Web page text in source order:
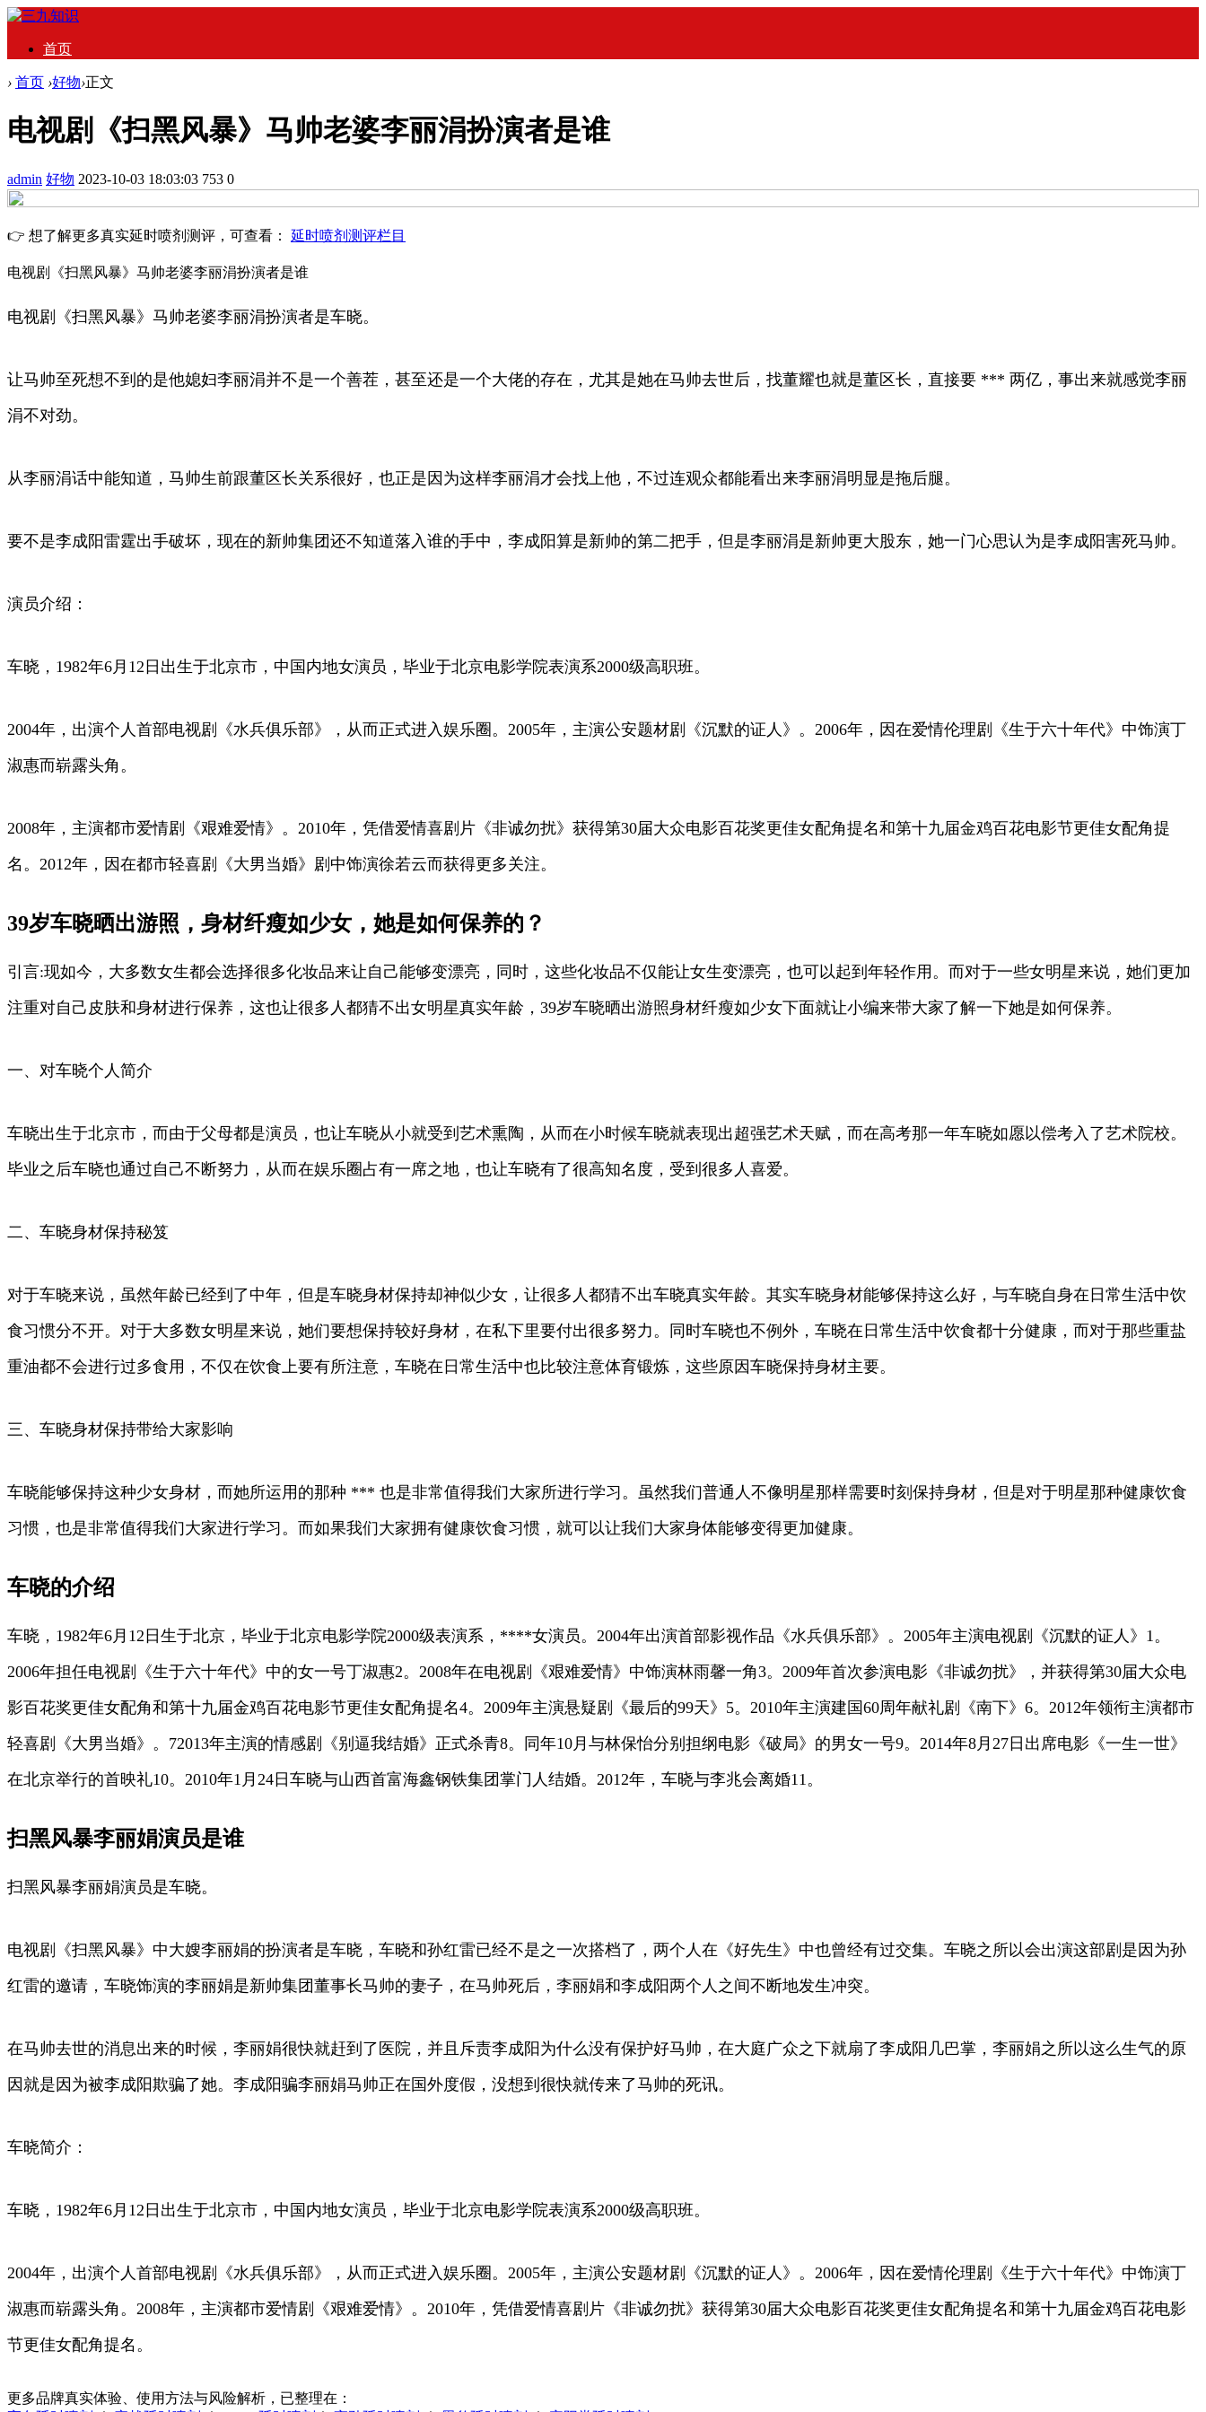
首页
› 首页 ›好物›正文
电视剧《扫黑风暴》马帅老婆李丽涓扮演者是谁
admin 好物 2023-10-03 18:03:03 753 0
👉 想了解更多真实延时喷剂测评，可查看： 延时喷剂测评栏目
电视剧《扫黑风暴》马帅老婆李丽涓扮演者是谁
电视剧《扫黑风暴》马帅老婆李丽涓扮演者是车晓。
让马帅至死想不到的是他媳妇李丽涓并不是一个善茬，甚至还是一个大佬的存在，尤其是她在马帅去世后，找董耀也就是董区长，直接要 *** 两亿，事出来就感觉李丽
涓不对劲。
从李丽涓话中能知道，马帅生前跟董区长关系很好，也正是因为这样李丽涓才会找上他，不过连观众都能看出来李丽涓明显是拖后腿。
要不是李成阳雷霆出手破坏，现在的新帅集团还不知道落入谁的手中，李成阳算是新帅的第二把手，但是李丽涓是新帅更大股东，她一门心思认为是李成阳害死马帅。
演员介绍：
车晓，1982年6月12日出生于北京市，中国内地女演员，毕业于北京电影学院表演系2000级高职班。
2004年，出演个人首部电视剧《水兵俱乐部》，从而正式进入娱乐圈。2005年，主演公安题材剧《沉默的证人》。2006年，因在爱情伦理剧《生于六十年代》中饰演丁
淑惠而崭露头角。
2008年，主演都市爱情剧《艰难爱情》。2010年，凭借爱情喜剧片《非诚勿扰》获得第30届大众电影百花奖更佳女配角提名和第十九届金鸡百花电影节更佳女配角提
名。2012年，因在都市轻喜剧《大男当婚》剧中饰演徐若云而获得更多关注。
39岁车晓晒出游照，身材纤瘦如少女，她是如何保养的？
引言:现如今，大多数女生都会选择很多化妆品来让自己能够变漂亮，同时，这些化妆品不仅能让女生变漂亮，也可以起到年轻作用。而对于一些女明星来说，她们更加
注重对自己皮肤和身材进行保养，这也让很多人都猜不出女明星真实年龄，39岁车晓晒出游照身材纤瘦如少女下面就让小编来带大家了解一下她是如何保养。
一、对车晓个人简介
车晓出生于北京市，而由于父母都是演员，也让车晓从小就受到艺术熏陶，从而在小时候车晓就表现出超强艺术天赋，而在高考那一年车晓如愿以偿考入了艺术院校。
毕业之后车晓也通过自己不断努力，从而在娱乐圈占有一席之地，也让车晓有了很高知名度，受到很多人喜爱。
二、车晓身材保持秘笈
对于车晓来说，虽然年龄已经到了中年，但是车晓身材保持却神似少女，让很多人都猜不出车晓真实年龄。其实车晓身材能够保持这么好，与车晓自身在日常生活中饮
食习惯分不开。对于大多数女明星来说，她们要想保持较好身材，在私下里要付出很多努力。同时车晓也不例外，车晓在日常生活中饮食都十分健康，而对于那些重盐
重油都不会进行过多食用，不仅在饮食上要有所注意，车晓在日常生活中也比较注意体育锻炼，这些原因车晓保持身材主要。
三、车晓身材保持带给大家影响
车晓能够保持这种少女身材，而她所运用的那种 *** 也是非常值得我们大家所进行学习。虽然我们普通人不像明星那样需要时刻保持身材，但是对于明星那种健康饮食
习惯，也是非常值得我们大家进行学习。而如果我们大家拥有健康饮食习惯，就可以让我们大家身体能够变得更加健康。
车晓的介绍
车晓，1982年6月12日生于北京，毕业于北京电影学院2000级表演系，****女演员。2004年出演首部影视作品《水兵俱乐部》。2005年主演电视剧《沉默的证人》1。
2006年担任电视剧《生于六十年代》中的女一号丁淑惠2。2008年在电视剧《艰难爱情》中饰演林雨馨一角3。2009年首次参演电影《非诚勿扰》，并获得第30届大众电
影百花奖更佳女配角和第十九届金鸡百花电影节更佳女配角提名4。2009年主演悬疑剧《最后的99天》5。2010年主演建国60周年献礼剧《南下》6。2012年领衔主演都市
轻喜剧《大男当婚》。72013年主演的情感剧《别逼我结婚》正式杀青8。同年10月与林保怡分别担纲电影《破局》的男女一号9。2014年8月27日出席电影《一生一世》
在北京举行的首映礼10。2010年1月24日车晓与山西首富海鑫钢铁集团掌门人结婚。2012年，车晓与李兆会离婚11。
扫黑风暴李丽娟演员是谁
扫黑风暴李丽娟演员是车晓。
电视剧《扫黑风暴》中大嫂李丽娟的扮演者是车晓，车晓和孙红雷已经不是之一次搭档了，两个人在《好先生》中也曾经有过交集。车晓之所以会出演这部剧是因为孙
红雷的邀请，车晓饰演的李丽娟是新帅集团董事长马帅的妻子，在马帅死后，李丽娟和李成阳两个人之间不断地发生冲突。
在马帅去世的消息出来的时候，李丽娟很快就赶到了医院，并且斥责李成阳为什么没有保护好马帅，在大庭广众之下就扇了李成阳几巴掌，李丽娟之所以这么生气的原
因就是因为被李成阳欺骗了她。李成阳骗李丽娟马帅正在国外度假，没想到很快就传来了马帅的死讯。
车晓简介：
车晓，1982年6月12日出生于北京市，中国内地女演员，毕业于北京电影学院表演系2000级高职班。
2004年，出演个人首部电视剧《水兵俱乐部》，从而正式进入娱乐圈。2005年，主演公安题材剧《沉默的证人》。2006年，因在爱情伦理剧《生于六十年代》中饰演丁
淑惠而崭露头角。2008年，主演都市爱情剧《艰难爱情》。2010年，凭借爱情喜剧片《非诚勿扰》获得第30届大众电影百花奖更佳女配角提名和第十九届金鸡百花电影
节更佳女配角提名。
更多品牌真实体验、使用方法与风险解析，已整理在：